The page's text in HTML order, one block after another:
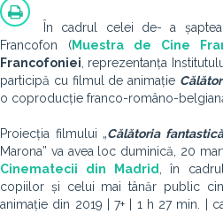
În cadrul celei de- a
Francofon (Muestra de Cine
Francofoniei , reprezentanța
participă cu filmul de animație
o coproducție franco-româno-
Proiecția filmului „Călătoria
Marona” va avea loc duminică, 20
Cinematecii din Madrid
, în
copiilor și celui mai tânăr public
animație din 2019 | 7+ | 1 h 27 min. |